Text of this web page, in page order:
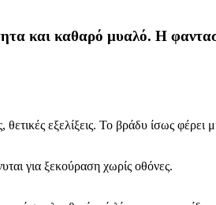
και καθαρό μυαλό. Η
εξελίξεις. Το βράδυ ίσως φέρει
για ξεκούραση χωρίς οθόνες.